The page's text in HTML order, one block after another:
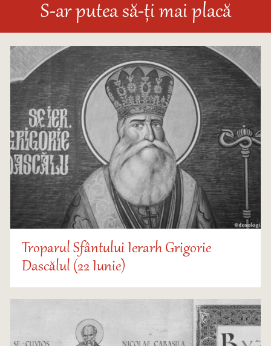
S-ar putea să-ți mai placă
Troparul Sfântului Ierarh Grigorie
Dascălul (22 Iunie)